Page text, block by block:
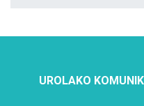
UROLAKO